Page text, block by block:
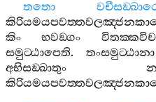
තතො
කිං
භවඞ‍්ගං
සමුට‍්ඨාපෙති. තංසමුට‍්ඨානා
අභිසඞ‍්ඛාතුං
න